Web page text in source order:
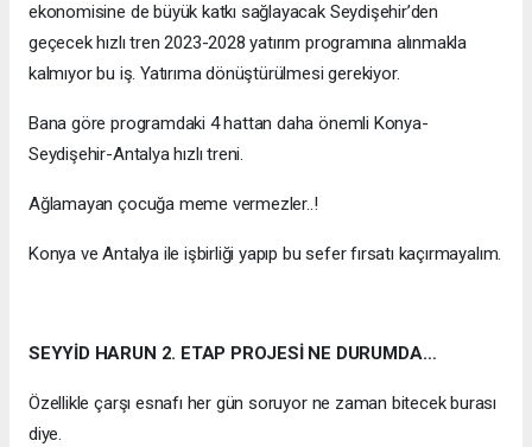
ekonomisine de büyük katkı sağlayacak Seydişehir’den
geçecek hızlı tren 2023-2028 yatırım programına alınmakla
kalmıyor bu iş. Yatırıma dönüştürülmesi gerekiyor.
Bana göre programdaki 4 hattan daha önemli Konya-
Seydişehir-Antalya hızlı treni.
Ağlamayan çocuğa meme vermezler..!
Konya ve Antalya ile işbirliği yapıp bu sefer fırsatı kaçırmayalım.
SEYYİD HARUN 2. ETAP PROJESİ NE DURUMDA…
Özellikle çarşı esnafı her gün soruyor ne zaman bitecek burası
diye.